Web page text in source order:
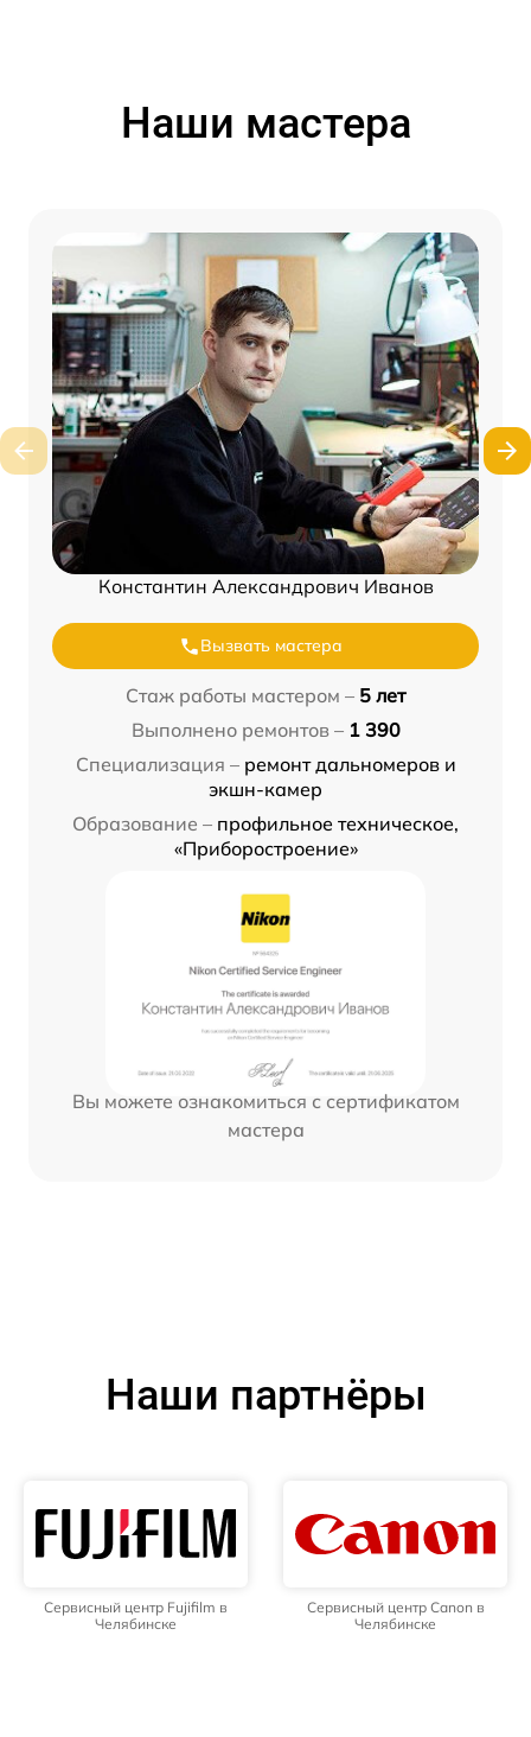
Наши мастера
Константин Александрович Иванов
Вызвать мастера
Стаж работы мастером – 5 лет
Выполнено ремонтов – 1 390
Специализация – ремонт дальномеров и
экшн-камер
Образование – профильное техническое,
«Приборостроение»
Вы можете ознакомиться с сертификатом
мастера
Наши партнёры
Сервисный центр Fujifilm в
Челябинске
Сервисный центр Canon в
Челябинске